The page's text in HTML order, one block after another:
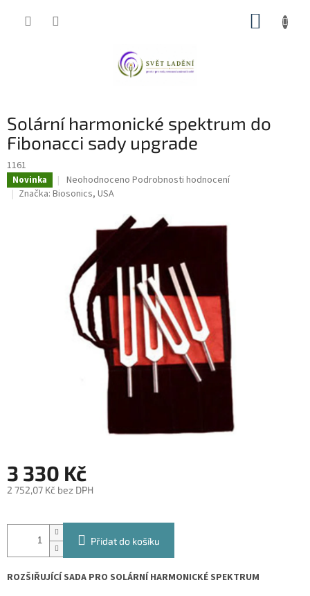
Solární harmonické spektrum do
Fibonacci sady upgrade
1161
Novinka
Průměrné
hodnocení
hvězdiček.
Neohodnoceno Podrobnosti hodnocení
Značka: Biosonics, USA
3 330 Kč
2 752,07 Kč bez DPH
cena:
Přidat do košíku
ROZŠIŘUJÍCÍ SADA PRO SOLÁRNÍ HARMONICKÉ SPEKTRUM